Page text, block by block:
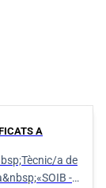
A
a de
-